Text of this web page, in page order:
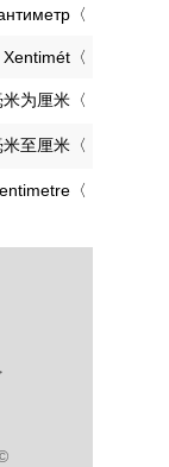
为厘米
至厘米
GmbH